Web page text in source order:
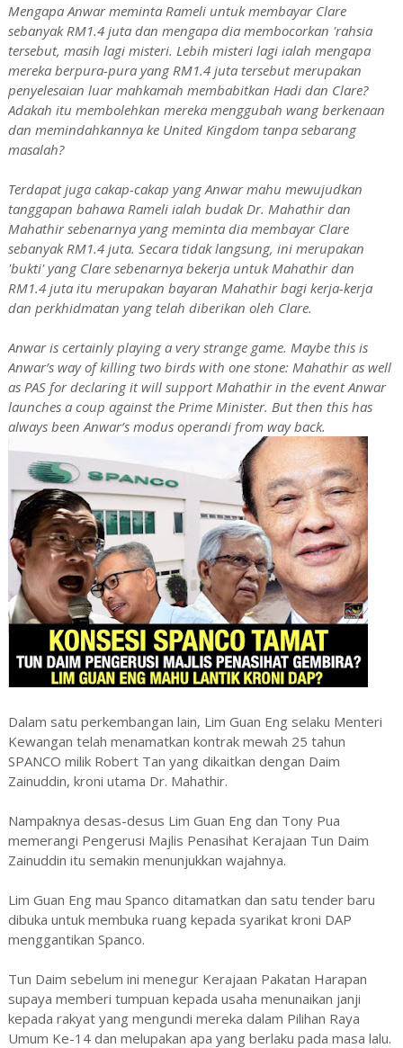
Mengapa Anwar meminta Rameli untuk membayar Clare
sebanyak RM1.4 juta dan mengapa dia membocorkan 'rahsia
tersebut, masih lagi misteri. Lebih misteri lagi ialah mengapa
mereka berpura-pura yang RM1.4 juta tersebut merupakan
penyelesaian luar mahkamah membabitkan Hadi dan Clare?
Adakah itu membolehkan mereka menggubah wang berkenaan
dan memindahkannya ke United Kingdom tanpa sebarang
masalah?
Terdapat juga cakap-cakap yang Anwar mahu mewujudkan
tanggapan bahawa Rameli ialah budak Dr. Mahathir dan
Mahathir sebenarnya yang meminta dia membayar Clare
sebanyak RM1.4 juta. Secara tidak langsung, ini merupakan
'bukti' yang Clare sebenarnya bekerja untuk Mahathir dan
RM1.4 juta itu merupakan bayaran Mahathir bagi kerja-kerja
dan perkhidmatan yang telah diberikan oleh Clare.
Anwar is certainly playing a very strange game. Maybe this is
Anwar’s way of killing two birds with one stone: Mahathir as well
as PAS for declaring it will support Mahathir in the event Anwar
launches a coup against the Prime Minister. But then this has
always been Anwar’s modus operandi from way back.
Dalam satu perkembangan lain, Lim Guan Eng selaku Menteri
Kewangan telah menamatkan kontrak mewah 25 tahun
SPANCO milik Robert Tan yang dikaitkan dengan Daim
Zainuddin, kroni utama Dr. Mahathir.
Nampaknya desas-desus Lim Guan Eng dan Tony Pua
memerangi Pengerusi Majlis Penasihat Kerajaan Tun Daim
Zainuddin itu semakin menunjukkan wajahnya.
Lim Guan Eng mau Spanco ditamatkan dan satu tender baru
dibuka untuk membuka ruang kepada syarikat kroni DAP
menggantikan Spanco.
Tun Daim sebelum ini menegur Kerajaan Pakatan Harapan
supaya memberi tumpuan kepada usaha menunaikan janji
kepada rakyat yang mengundi mereka dalam Pilihan Raya
Umum Ke-14 dan melupakan apa yang berlaku pada masa lalu.